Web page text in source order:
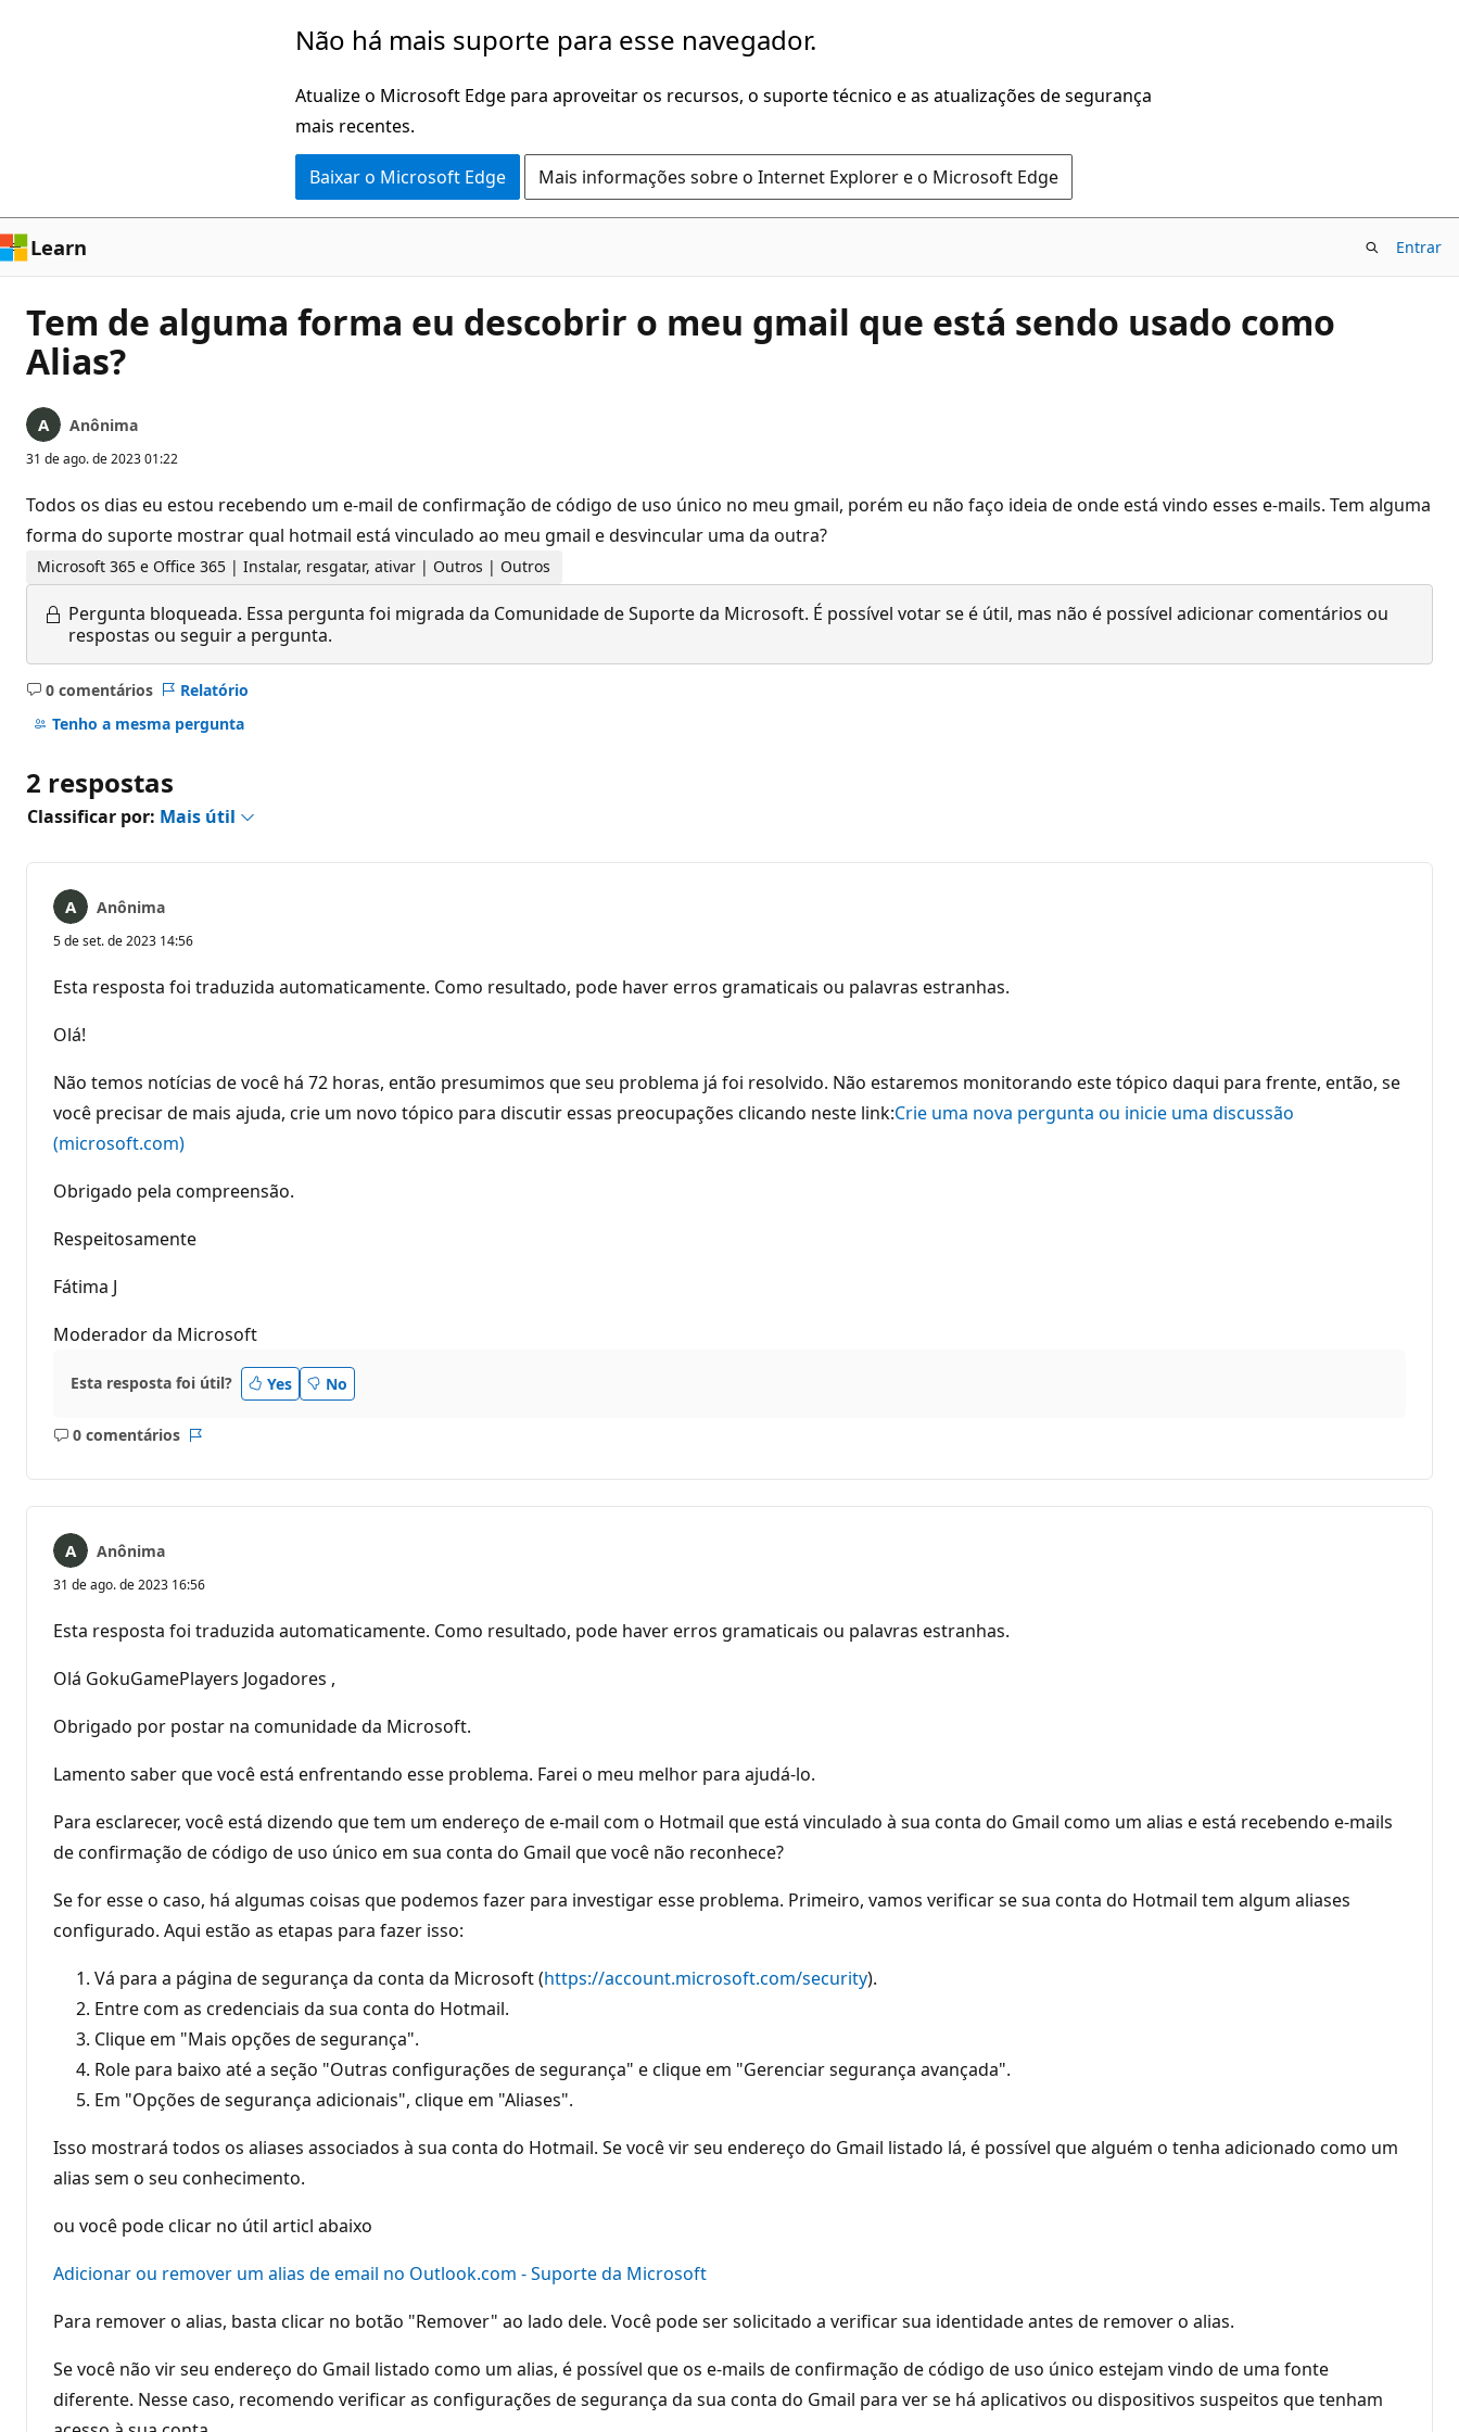
Não há mais suporte para esse navegador.
Atualize o Microsoft Edge para aproveitar os recursos, o suporte técnico e as atualizações de segurança
mais recentes.
Baixar o Microsoft Edge Mais informações sobre o Internet Explorer e o Microsoft Edge
Learn Entrar
Tem de alguma forma eu descobrir o meu gmail que está sendo usado como
Alias?
Anônima
31 de ago. de 2023 01:22
Todos os dias eu estou recebendo um e-mail de confirmação de código de uso único no meu gmail, porém eu não faço ideia de onde está vindo esses e-mails. Tem alguma
forma do suporte mostrar qual hotmail está vinculado ao meu gmail e desvincular uma da outra?
Microsoft 365 e Office 365 | Instalar, resgatar, ativar | Outros | Outros
Pergunta bloqueada. Essa pergunta foi migrada da Comunidade de Suporte da Microsoft. É possível votar se é útil, mas não é possível adicionar comentários ou
respostas ou seguir a pergunta.
0 comentários
Sem
comentários
Relatório
Tenho a mesma pergunta
2 respostas
Classificar por: Mais útil
Anônima
5 de set. de 2023 14:56
Esta resposta foi traduzida automaticamente. Como resultado, pode haver erros gramaticais ou palavras estranhas.
Olá!
Não temos notícias de você há 72 horas, então presumimos que seu problema já foi resolvido. Não estaremos monitorando este tópico daqui para frente, então, se
você precisar de mais ajuda, crie um novo tópico para discutir essas preocupações clicando neste link:Crie uma nova pergunta ou inicie uma discussão
(microsoft.com)
Obrigado pela compreensão.
Respeitosamente
Fátima J
Moderador da Microsoft
Esta resposta foi útil? Yes No
0 comentários
Sem
Anônima
31 de ago. de 2023 16:56
Esta resposta foi traduzida automaticamente. Como resultado, pode haver erros gramaticais ou palavras estranhas.
Olá GokuGamePlayers Jogadores ,
Obrigado por postar na comunidade da Microsoft.
Lamento saber que você está enfrentando esse problema. Farei o meu melhor para ajudá-lo.
Para esclarecer, você está dizendo que tem um endereço de e-mail com o Hotmail que está vinculado à sua conta do Gmail como um alias e está recebendo e-mails
de confirmação de código de uso único em sua conta do Gmail que você não reconhece?
Se for esse o caso, há algumas coisas que podemos fazer para investigar esse problema. Primeiro, vamos verificar se sua conta do Hotmail tem algum aliases
configurado. Aqui estão as etapas para fazer isso:
Vá para a página de segurança da conta da Microsoft (https://account.microsoft.com/security).
Entre com as credenciais da sua conta do Hotmail.
Clique em "Mais opções de segurança".
Role para baixo até a seção "Outras configurações de segurança" e clique em "Gerenciar segurança avançada".
Em "Opções de segurança adicionais", clique em "Aliases".
Isso mostrará todos os aliases associados à sua conta do Hotmail. Se você vir seu endereço do Gmail listado lá, é possível que alguém o tenha adicionado como um
alias sem o seu conhecimento.
ou você pode clicar no útil articl abaixo
Adicionar ou remover um alias de email no Outlook.com - Suporte da Microsoft
Para remover o alias, basta clicar no botão "Remover" ao lado dele. Você pode ser solicitado a verificar sua identidade antes de remover o alias.
Se você não vir seu endereço do Gmail listado como um alias, é possível que os e-mails de confirmação de código de uso único estejam vindo de uma fonte
diferente. Nesse caso, recomendo verificar as configurações de segurança da sua conta do Gmail para ver se há aplicativos ou dispositivos suspeitos que tenham